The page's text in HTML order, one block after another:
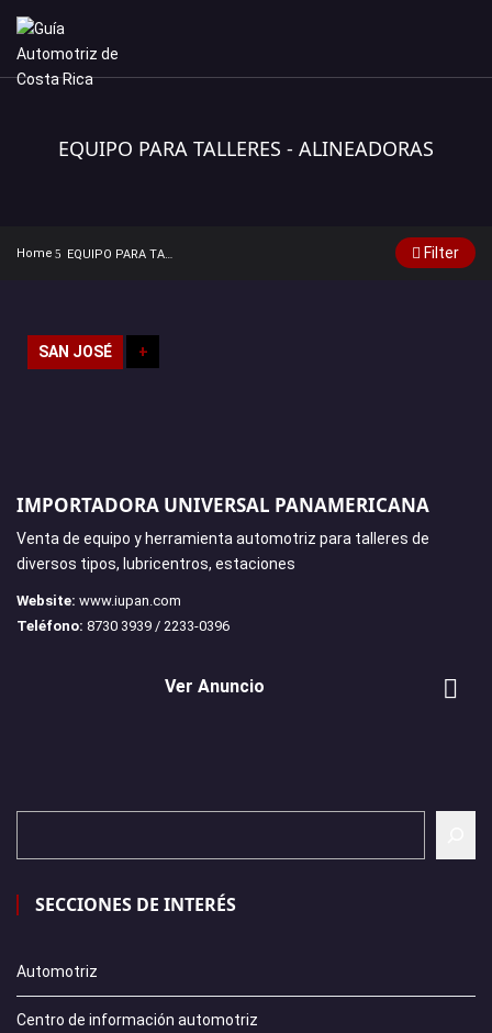
EQUIPO PARA TALLERES - ALINEADORAS
Home Filter
SAN JOSÉ +
IMPORTADORA UNIVERSAL PANAMERICANA
Venta de equipo y herramienta automotriz para talleres de
diversos tipos, lubricentros, estaciones
Website: www.iupan.com
Teléfono: 8730 3939 / 2233-0396
Ver Anuncio
SECCIONES DE INTERÉS
Automotriz
Centro de información automotriz